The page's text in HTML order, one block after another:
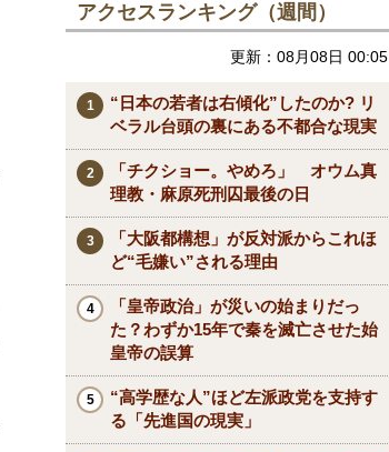
アクセスランキング（週間）
更新：08月08日 00:05
“日本の若者は右傾化”したのか? リ
ベラル台頭の裏にある不都合な現実
「チクショー。やめろ」 オウム真
理教・麻原死刑囚最後の日
「大阪都構想」が反対派からこれほ
ど“毛嫌い”される理由
「皇帝政治」が災いの始まりだっ
た？わずか15年で秦を滅亡させた始
皇帝の誤算
“高学歴な人”ほど左派政党を支持す
る「先進国の現実」